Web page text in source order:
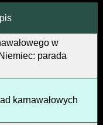
w
parada
karnawałowych